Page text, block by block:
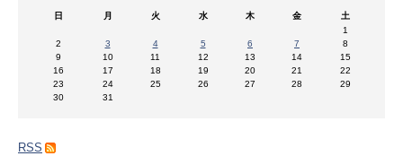
日 月 火 水 木 金
土
1
2
3 4 5 6 7
8
9
10 11 12 13 14
15
16
17 18 19 20 21
22
23
24 25 26 27 28
29
30
31
RSS